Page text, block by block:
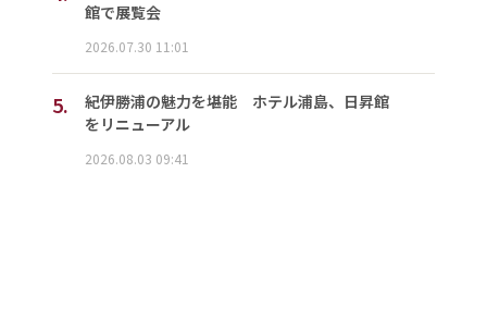
館で展覧会
2026.07.30 11:01
5.
紀伊勝浦の魅力を堪能 ホテル浦島、日昇館
をリニューアル
2026.08.03 09:41